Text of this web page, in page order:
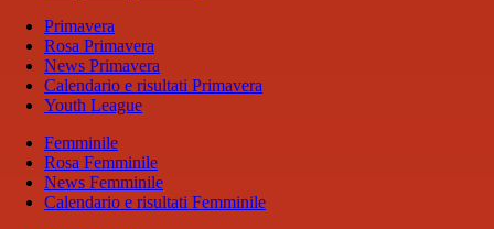
Primavera
Rosa Primavera
News Primavera
Calendario e risultati Primavera
Youth League
Femminile
Rosa Femminile
News Femminile
Calendario e risultati Femminile